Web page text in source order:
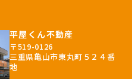
平屋くん不動産
〒519-0126
三重県亀山市東丸町５２４番
地